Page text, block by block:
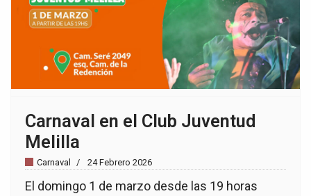
Carnaval en el Club Juventud
Melilla
Carnaval 24 Febrero 2026
El domingo 1 de marzo desde las 19 horas